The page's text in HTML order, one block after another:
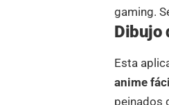
gaming.
Dibujo
Esta
anime
peinados